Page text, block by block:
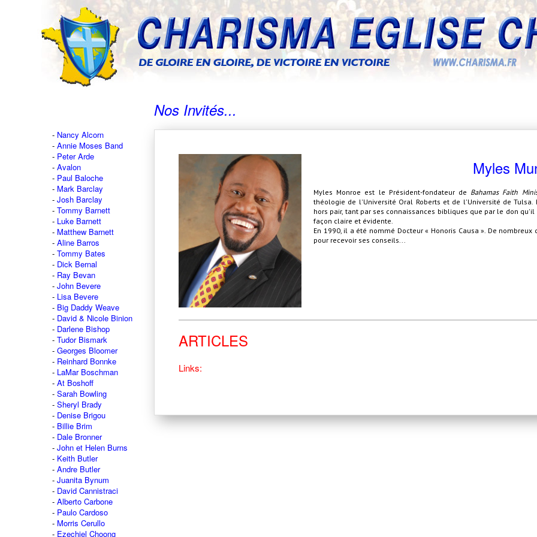
Nancy Alcorn
Annie Moses Band
Peter Arde
Avalon
Paul Baloche
Mark Barclay
Josh Barclay
Tommy Barnett
Luke Barnett
Matthew Barnett
Aline Barros
Tommy Bates
Dick Bernal
Ray Bevan
John Bevere
Lisa Bevere
Big Daddy Weave
David & Nicole Binion
Darlene Bishop
Tudor Bismark
Georges Bloomer
Reinhard Bonnke
LaMar Boschman
At Boshoff
Sarah Bowling
Sheryl Brady
Denise Brigou
Billie Brim
Dale Bronner
John et Helen Burns
Keith Butler
Andre Butler
Juanita Bynum
David Cannistraci
Alberto Carbone
Paulo Cardoso
Morris Cerullo
Ezechiel Choong
Nos Invités...
Myles
Myles Monroe est le Président-fondateur de Bahamas Faith
théologie de l'Université Oral Roberts et de l'Université de
hors pair, tant par ses connaissances bibliques que par le don
façon claire et évidente.
En 1990, il a été nommé Docteur « Honoris Causa ». De
pour recevoir ses conseils...
ARTICLES
Links: